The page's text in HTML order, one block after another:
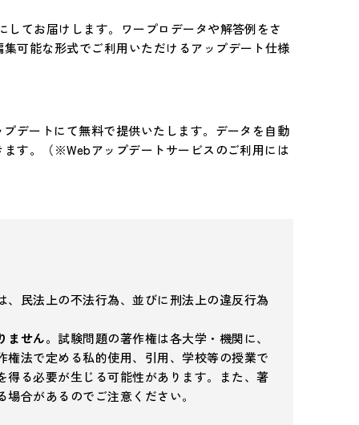
てお届けします。ワープロデータや解答例をさ
可能な形式でご利用いただけるアップデート仕様
デートにて無料で提供いたします。データを自動
す。（※Webアップデートサービスのご利用には
民法上の不法行為、並びに刑法上の違反行為
せん。 試験問題の著作権は各大学・機関に、
法で定める私的使用、引用、学校等の授業で
る必要が生じる可能性があります。また、著
合があるのでご注意ください。